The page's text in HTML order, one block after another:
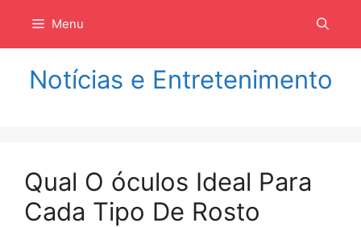
isi
Menu
Notícias e Entretenimento
Qual O óculos Ideal Para
Cada Tipo De Rosto